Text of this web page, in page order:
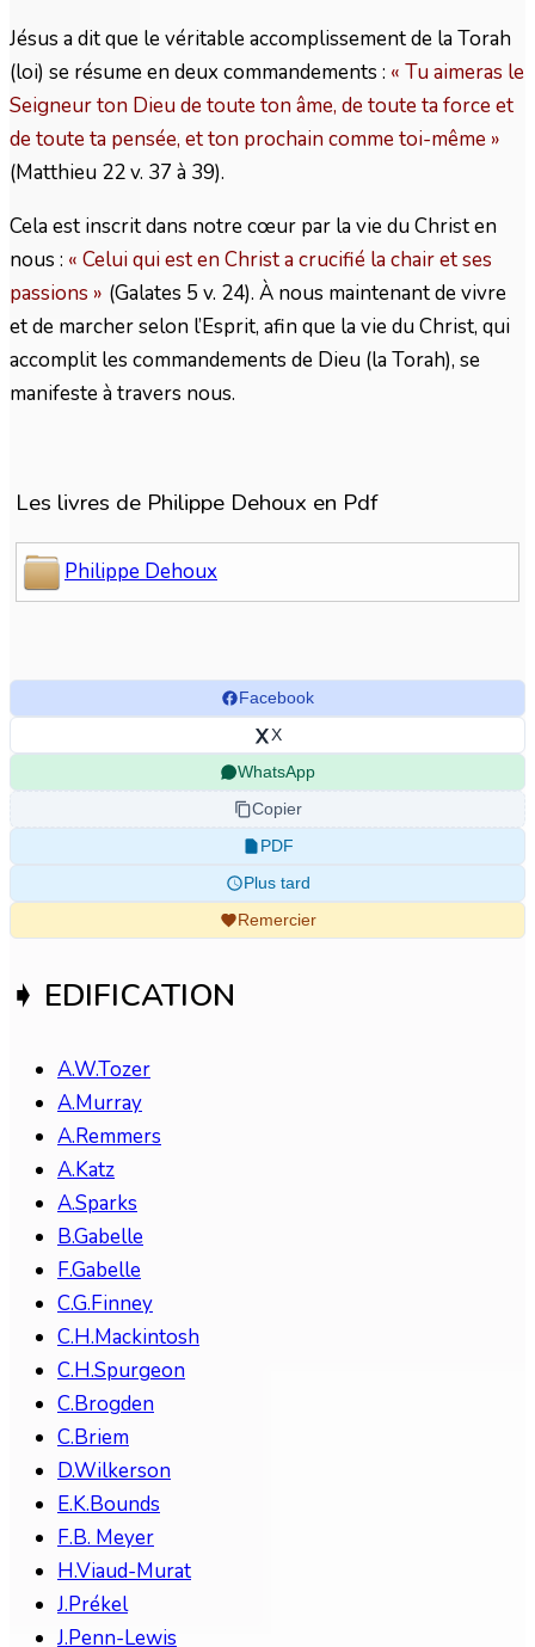
Jésus a dit que le véritable accomplissement de la Torah
(loi) se résume en deux commandements : « Tu aimeras le
Seigneur ton Dieu de toute ton âme, de toute ta force et
de toute ta pensée, et ton prochain comme toi-même »
(Matthieu 22 v. 37 à 39).
Cela est inscrit dans notre cœur par la vie du Christ en
nous : « Celui qui est en Christ a crucifié la chair et ses
passions » (Galates 5 v. 24). À nous maintenant de vivre
et de marcher selon l’Esprit, afin que la vie du Christ, qui
accomplit les commandements de Dieu (la Torah), se
manifeste à travers nous.
Les livres de Philippe Dehoux en Pdf
Philippe Dehoux
Facebook
X
WhatsApp
Copier
PDF
Plus tard
Remercier
➧ EDIFICATION
A.W.Tozer
A.Murray
A.Remmers
A.Katz
A.Sparks
B.Gabelle
F.Gabelle
C.G.Finney
C.H.Mackintosh
C.H.Spurgeon
C.Brogden
C.Briem
D.Wilkerson
E.K.Bounds
F.B. Meyer
H.Viaud-Murat
J.Prékel
J.Penn-Lewis